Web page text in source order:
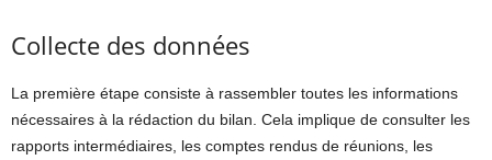
Collecte des données
La première étape consiste à rassembler toutes les informations
nécessaires à la rédaction du bilan. Cela implique de consulter les
rapports intermédiaires, les comptes rendus de réunions, les